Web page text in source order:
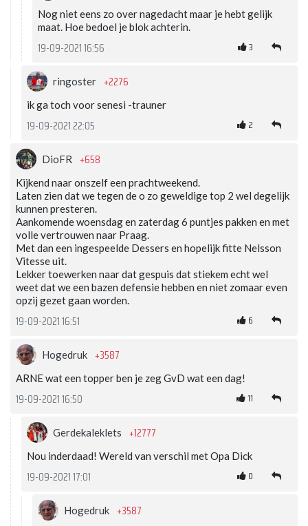
Nog niet eens zo over nagedacht maar je hebt gelijk
maat. Hoe bedoel je blok achterin.
19-09-2021 16:56 3
ringoster +2276
ik ga toch voor senesi -trauner
19-09-2021 22:05 2
DioFR +658
Kijkend naar onszelf een prachtweekend.
Laten zien dat we tegen de o zo geweldige top 2 wel degelijk
kunnen presteren.
Aankomende woensdag en zaterdag 6 puntjes pakken en met
volle vertrouwen naar Praag.
Met dan een ingespeelde Dessers en hopelijk fitte Nelsson
Vitesse uit.
Lekker toewerken naar dat gespuis dat stiekem echt wel
weet dat we een bazen defensie hebben en niet zomaar even
opzij gezet gaan worden.
19-09-2021 16:51 6
Hogedruk +3587
ARNE wat een topper ben je zeg GvD wat een dag!
19-09-2021 16:50 11
Gerdekaleklets +12777
Nou inderdaad! Wereld van verschil met Opa Dick
19-09-2021 17:01 0
Hogedruk +3587